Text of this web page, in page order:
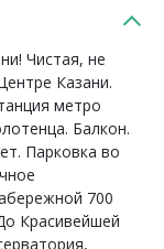
Чистая, не
Казани.
метро
Балкон.
Парковка во
700
Красивейшей